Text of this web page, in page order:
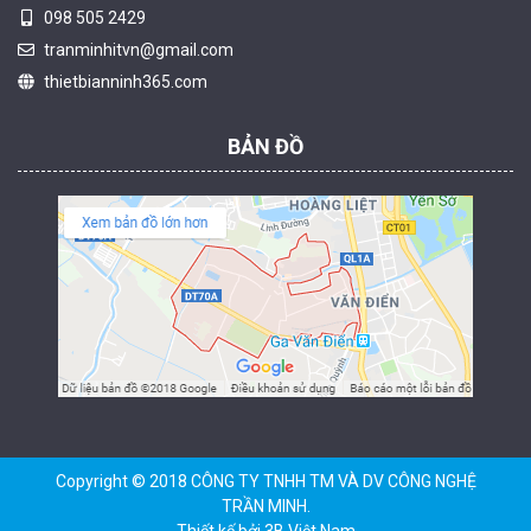
Camera tích hợp đầu báo nhiệt 2MP Hikfire HF-VH 221
1.679.000 đ
098 505 2429
tranminhitvn@gmail.com
thietbianninh365.com
BẢN ĐỒ
Copyright © 2018 CÔNG TY TNHH TM VÀ DV CÔNG NGHỆ
TRẦN MINH.